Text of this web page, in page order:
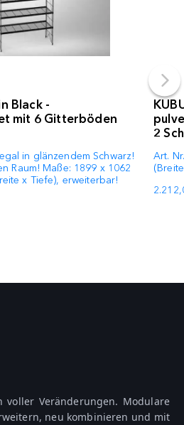
Black -
mit 6 Gitterböden
in glänzendem Schwarz!
Raum! Maße: 1899 x 1062
x Tiefe), erweiterbar!
2
Art.
voller Veränderungen. Modulare
neu kombinieren und mit